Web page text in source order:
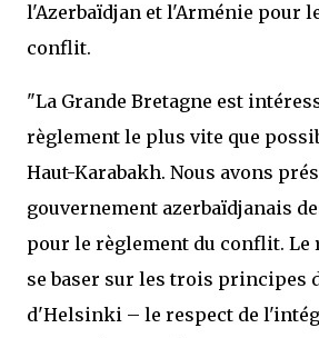
l'Azerbaïdjan et l'Arménie pour
conflit.
"La Grande Bretagne est
règlement le plus vite que
Haut-Karabakh. Nous avons
gouvernement azerbaïdjanais
pour le règlement du conflit. Le
se baser sur les trois principes
d'Helsinki – le respect de